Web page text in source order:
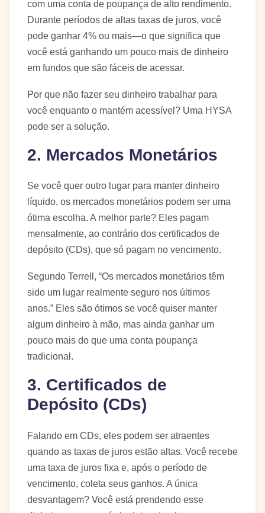
com uma conta de poupança de alto rendimento.
Durante períodos de altas taxas de juros, você
pode ganhar 4% ou mais—o que significa que
você está ganhando um pouco mais de dinheiro
em fundos que são fáceis de acessar.
Por que não fazer seu dinheiro trabalhar para
você enquanto o mantém acessível? Uma HYSA
pode ser a solução.
2. Mercados Monetários
Se você quer outro lugar para manter dinheiro
líquido, os mercados monetários podem ser uma
ótima escolha. A melhor parte? Eles pagam
mensalmente, ao contrário dos certificados de
depósito (CDs), que só pagam no vencimento.
Segundo Terrell, “Os mercados monetários têm
sido um lugar realmente seguro nos últimos
anos.” Eles são ótimos se você quiser manter
algum dinheiro à mão, mas ainda ganhar um
pouco mais do que uma conta poupança
tradicional.
3. Certificados de
Depósito (CDs)
Falando em CDs, eles podem ser atraentes
quando as taxas de juros estão altas. Você recebe
uma taxa de juros fixa e, após o período de
vencimento, coleta seus ganhos. A única
desvantagem? Você está prendendo esse